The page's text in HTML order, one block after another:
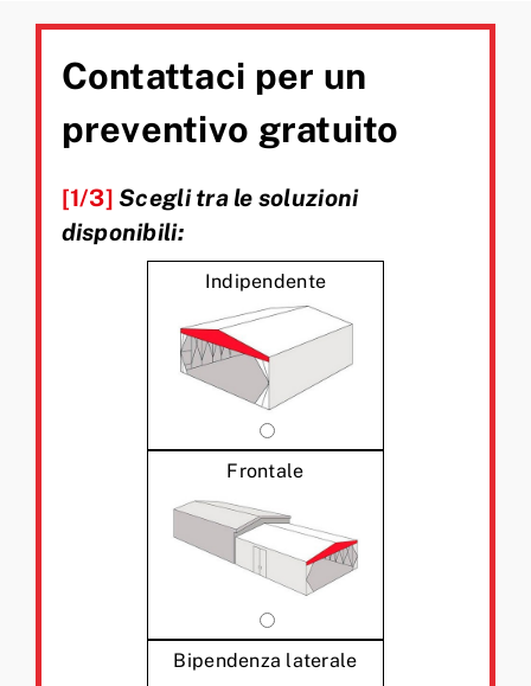
Contattaci per un
preventivo gratuito
[1/3] Scegli tra le soluzioni
disponibili:
Indipendente
Frontale
Bipendenza laterale